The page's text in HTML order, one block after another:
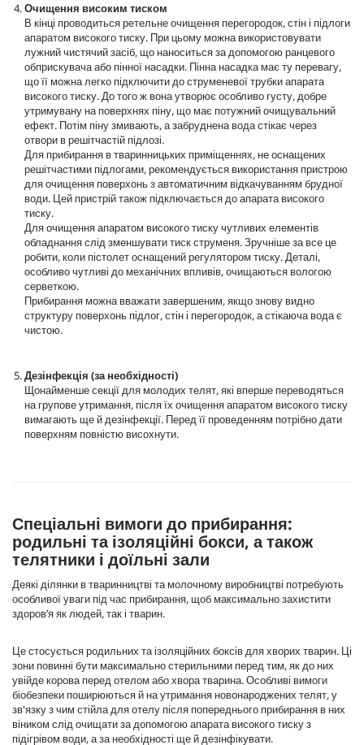
Очищення високим тиском
В кінці проводиться ретельне очищення перегородок, стін і підлоги
апаратом високого тиску. При цьому можна використовувати
лужний чистячий засіб, що наноситься за допомогою ранцевого
обприскувача або пінної насадки. Пінна насадка має ту перевагу,
що її можна легко підключити до струменевої трубки апарата
високого тиску. До того ж вона утворює особливо густу, добре
утримувану на поверхнях піну, що має потужний очищувальний
ефект. Потім піну змивають, а забруднена вода стікає через
отвори в решітчастій підлозі.
Для прибирання в тваринницьких приміщеннях, не оснащених
решітчастими підлогами, рекомендується використання пристрою
для очищення поверхонь з автоматичним відкачуванням брудної
води. Цей пристрій також підключається до апарата високого
тиску.
Для очищення апаратом високого тиску чутливих елементів
обладнання слід зменшувати тиск струменя. Зручніше за все це
робити, коли пістолет оснащений регулятором тиску. Деталі,
особливо чутливі до механічних впливів, очищаються вологою
серветкою.
Прибирання можна вважати завершеним, якщо знову видно
структуру поверхонь підлог, стін і перегородок, а стікаюча вода є
чистою.
Дезінфекція (за необхідності)
Щонайменше секції для молодих телят, які вперше переводяться
на групове утримання, після їх очищення апаратом високого тиску
вимагають ще й дезінфекції. Перед її проведенням потрібно дати
поверхням повністю висохнути.
Спеціальні вимоги до прибирання:
родильні та ізоляційні бокси, а також
телятники і доїльні зали
Деякі ділянки в тваринництві та молочному виробництві потребують
особливої уваги під час прибирання, щоб максимально захистити
здоров’я як людей, так і тварин.
Це стосується родильних та ізоляційних боксів для хворих тварин. Ці
зони повинні бути максимально стерильними перед тим, як до них
увійде корова перед отелом або хвора тварина. Особливі вимоги
біобезпеки поширюються й на утримання новонароджених телят, у
зв'язку з чим стійла для отелу після попереднього прибирання в них
віником слід очищати за допомогою апарата високого тиску з
підігрівом води, а за необхідності ще й дезінфікувати.